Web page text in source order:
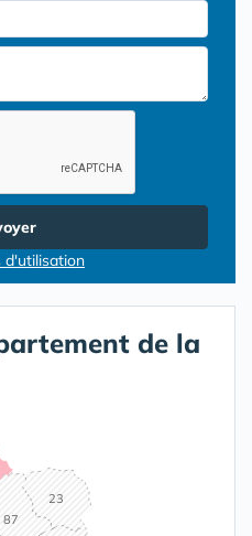
d'utilisation
de la
23
87